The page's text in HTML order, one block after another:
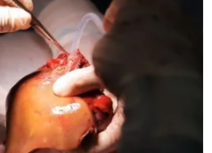
sân bay Frankfurt. (Ảnh:
hiện hai chuyến bay
lại các đường bay
Việt Nam sau gần 2
của đại dịch